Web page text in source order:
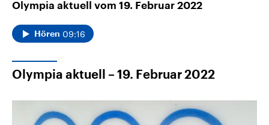
Olympia aktuell vom 19. Februar 2022
Hören 09:16
Olympia aktuell – 19. Februar 2022